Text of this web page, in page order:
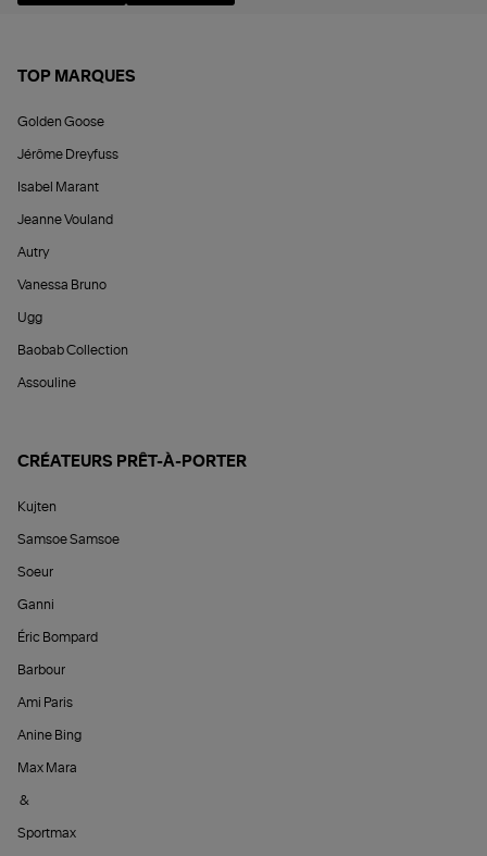
TOP MARQUES
Golden Goose
Jérôme Dreyfuss
Isabel Marant
Jeanne Vouland
Autry
Vanessa Bruno
Ugg
Baobab Collection
Assouline
CRÉATEURS PRÊT-À-PORTER
Kujten
Samsoe Samsoe
Soeur
Ganni
Éric Bompard
Barbour
Ami Paris
Anine Bing
Max Mara
&
Sportmax